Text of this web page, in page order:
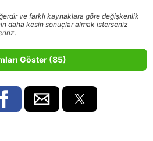
ve farklı kaynaklara göre değişkenlik
daha kesin sonuçlar almak isterseniz
Göster (85)